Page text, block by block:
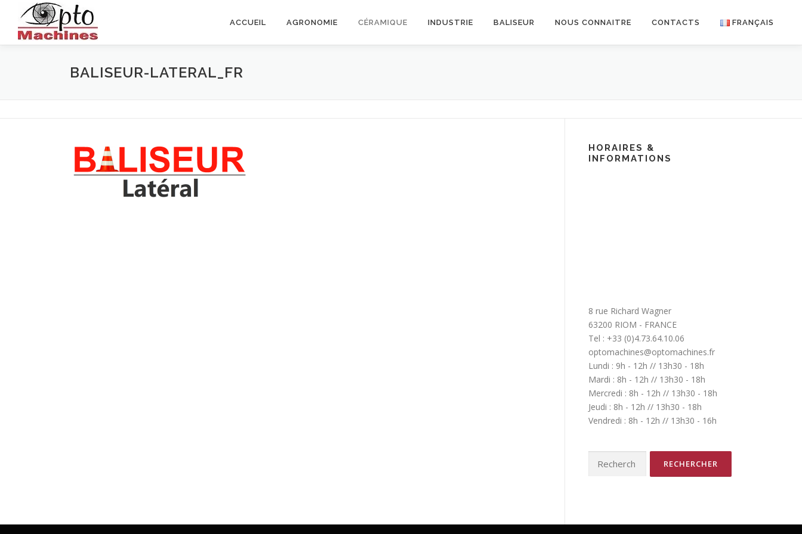
contenu
ACCUEIL AGRONOMIE CÉRAMIQUE INDUSTRIE BALISEUR NOUS CONNAITRE CONTACTS FRANÇAIS
BALISEUR-LATERAL_FR
HORAIRES &
INFORMATIONS
8 rue Richard Wagner
63200 RIOM - FRANCE
Tel : +33 (0)4.73.64.10.06
optomachines@optomachines.fr
Lundi : 9h - 12h // 13h30 - 18h
Mardi : 8h - 12h // 13h30 - 18h
Mercredi : 8h - 12h // 13h30 - 18h
Jeudi : 8h - 12h // 13h30 - 18h
Vendredi : 8h - 12h // 13h30 - 16h